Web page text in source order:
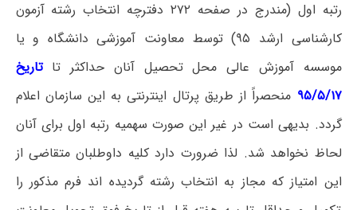
رتبه اول (مندرج در صفحه ۲۷۲ دفترچه انتخاب رشته آزمون
کارشناسی ارشد ۹۵) توسط معاونت آموزشی دانشگاه و یا
موسسه آموزش عالی محل تحصیل آنان حداکثر تاتاریخ
۹۵/۵/۱۷ منحصراً از طریق پرتال اینترنتی به این سازمان اعلام
گردد. بدیهی است در غیر این صورت سهمیه رتبه اول برای آنان
لحاظ نخواهد شد. لذا ضرورت دارد کلیه داوطلبان متقاضی از
این امتیاز که مجاز به انتخاب رشته گردیده اند فرم مذکور را